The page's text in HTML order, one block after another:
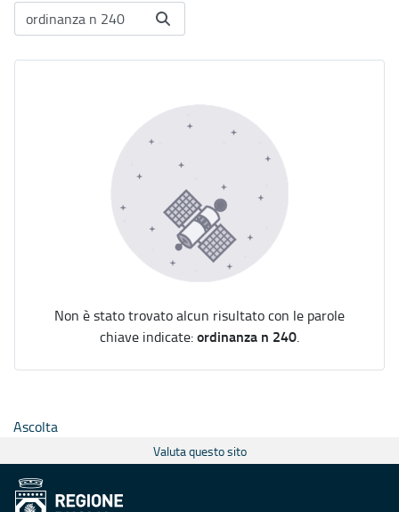
Non è stato trovato alcun risultato con le parole
chiave indicate:ordinanza n 240.
Ascolta
Valuta questo sito